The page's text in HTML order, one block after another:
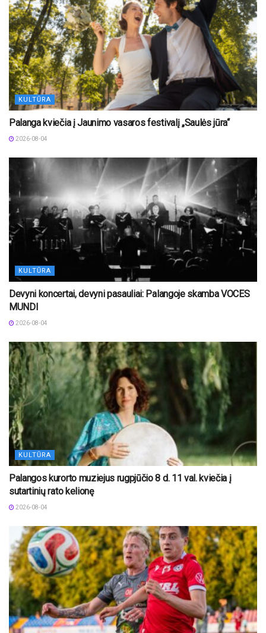
KULTŪRA
Palanga kviečia į Jaunimo vasaros festivalį „Saulės jūra“
2026-08-04
KULTŪRA
Devyni koncertai, devyni pasauliai: Palangoje skamba VOCES
MUNDI
2026-08-04
KULTŪRA
Palangos kurorto muziejus rugpjūčio 8 d. 11 val. kviečia į
sutartinių rato kelionę
2026-08-04